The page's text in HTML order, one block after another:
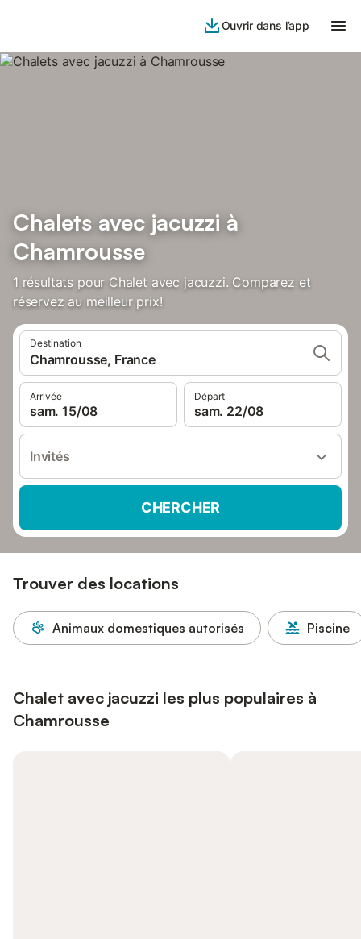
Ouvrir dans l’app
Chalets avec jacuzzi à
Chamrousse
1 résultats pour Chalet avec jacuzzi. Comparez et
réservez au meilleur prix!
Destination
Chamrousse, France
Arrivée
sam. 15/08
Départ
sam. 22/08
Invités
CHERCHER
Trouver des locations
Animaux domestiques autorisés Piscine
Chalet avec jacuzzi les plus populaires à
Chamrousse